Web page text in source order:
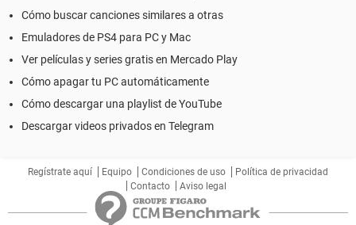
Cómo buscar canciones similares a otras
Emuladores de PS4 para PC y Mac
Ver películas y series gratis en Mercado Play
Cómo apagar tu PC automáticamente
Cómo descargar una playlist de YouTube
Descargar videos privados en Telegram
Regístrate aquí Equipo Condiciones de uso
Política de privacidad
Contacto
Aviso legal